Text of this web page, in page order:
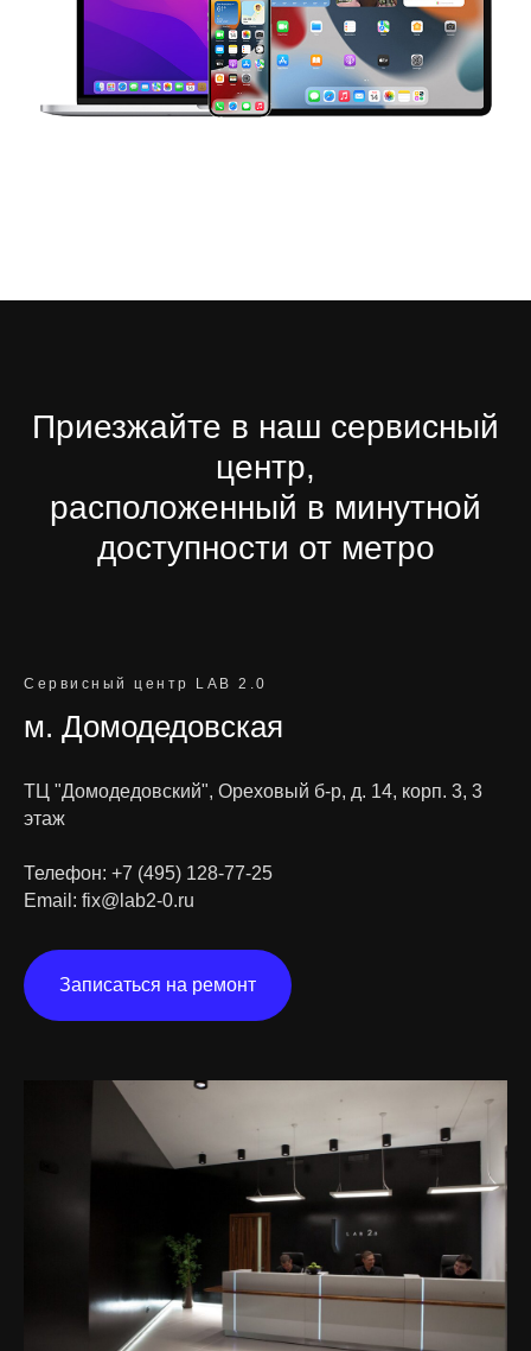
Приезжайте в наш сервисный
центр,
расположенный в минутной
доступности от метро
Сервисный центр LAB 2.0
м. Домодедовская
ТЦ "Домодедовский", Ореховый б-р, д. 14, корп. 3, 3
этаж
Телефон: +7 (495) 128-77-25
Email: fix@lab2-0.ru
Записаться на ремонт